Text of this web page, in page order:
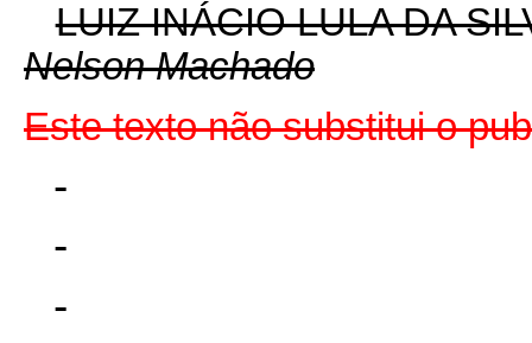
LUIZ INÁCIO LULA DA
Nelson Machado
Este texto não substitui o